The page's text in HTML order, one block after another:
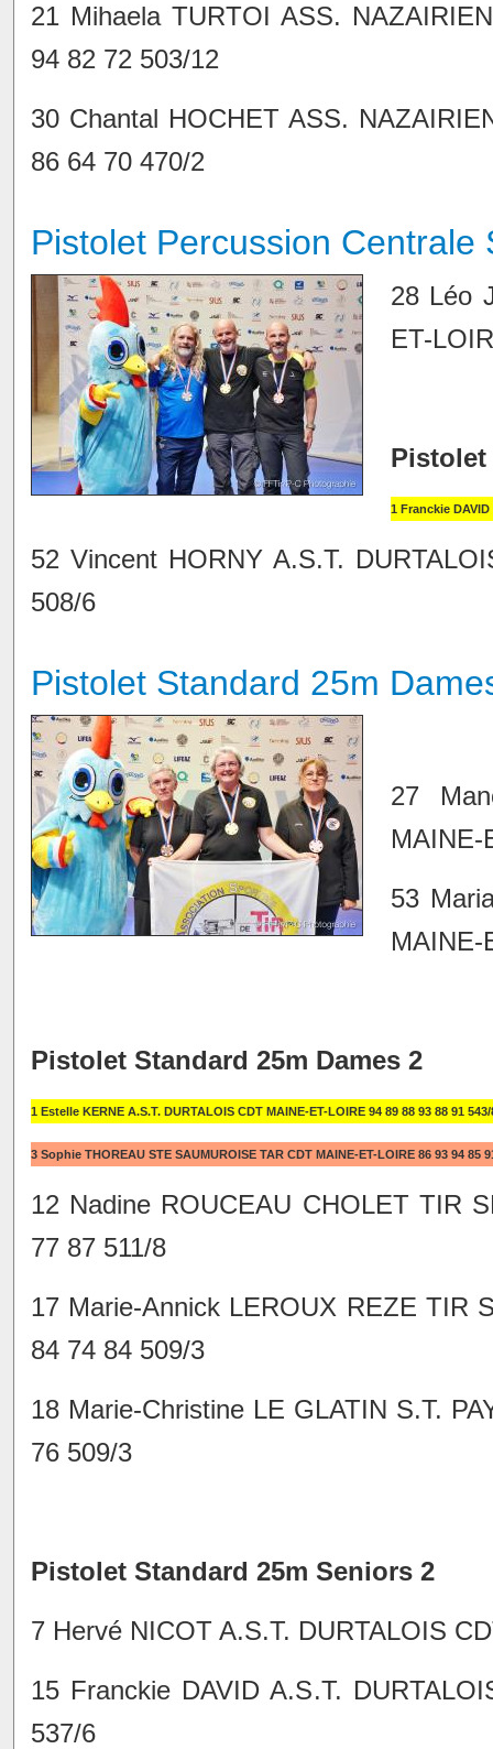
21 Mihaela TURTOI ASS.
94 82 72 503/12
30 Chantal HOCHET ASS.
86 64 70 470/2
Pistolet Percussion Centrale
28 Léo
ET-
Pistolet
1 Franckie DAVID
52 Vincent HORNY A.S.T.
508/6
Pistolet Standard 25m
27
MAINE-
53
MAINE-
Pistolet Standard 25m Dames 2
1 Estelle KERNE A.S.T. DURTALOIS CDT MAINE-ET-LOIRE 94 89 88 93 88 91 543/
3 Sophie THOREAU STE SAUMUROISE TAR CDT MAINE-ET-LOIRE 86 93 94 85
12 Nadine ROUCEAU CHOLET TIR
77 87 511/8
17 Marie-Annick LEROUX REZE TIR
84 74 84 509/3
18 Marie-Christine LE GLATIN S.T.
76 509/3
Pistolet Standard 25m Seniors 2
7 Hervé NICOT A.S.T. DURTALOIS
15 Franckie DAVID A.S.T.
537/6